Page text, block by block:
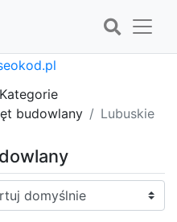
Kategorie
budowlany Lubuskie